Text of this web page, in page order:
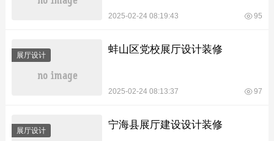
2025-02-24 08:19:43 95
展厅设计 蚌山区党校展厅设计装修
2025-02-24 08:13:37 97
展厅设计 宁海县展厅建设设计装修